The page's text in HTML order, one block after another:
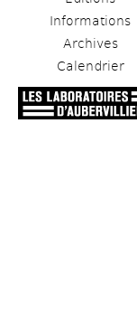
Informations
Archives
Calendrier